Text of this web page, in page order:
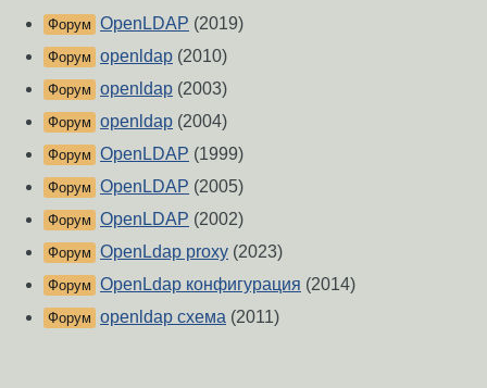
Форум OpenLDAP (2019)
Форум openldap (2010)
Форум openldap (2003)
Форум openldap (2004)
Форум OpenLDAP (1999)
Форум OpenLDAP (2005)
Форум OpenLDAP (2002)
Форум OpenLdap proxy (2023)
Форум OpenLdap конфигурация (2014)
Форум openldap схема (2011)